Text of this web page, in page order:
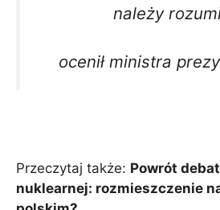
należy
ocenił ministra
Przeczytaj także: Powrót
nuklearnej: rozmieszczenie